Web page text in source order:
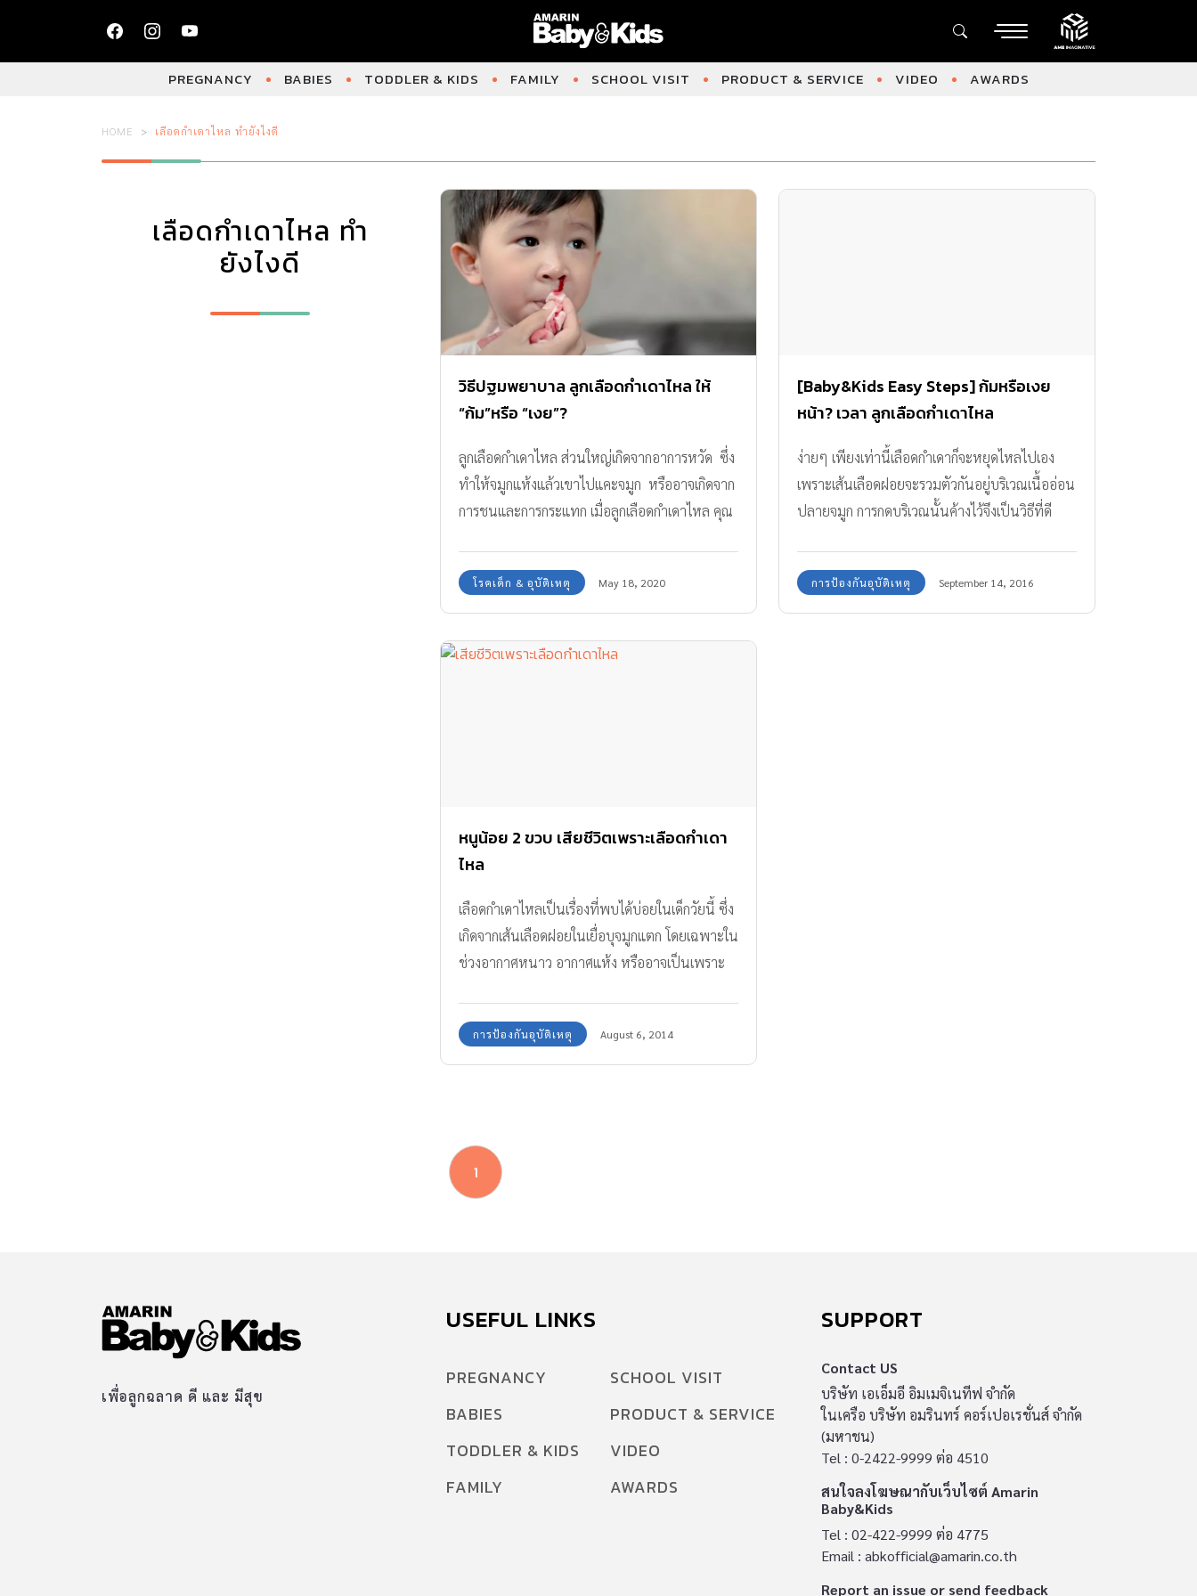
PREGNANCY BABIES TODDLER & KIDS FAMILY SCHOOL VISIT PRODUCT & SERVICE VIDEO AWARDS
HOME เลือดกำเดาไหล ทำยังไงดี
เลือดกำเดาไหล ทำ
ยังไงดี
วิธีปฐมพยาบาล ลูกเลือดกำเดาไหล ให้
“ก้ม”หรือ “เงย”?
ลูกเลือดกำเดาไหล ส่วนใหญ่เกิดจากอาการหวัด ซึ่ง
ทำให้จมูกแห้งแล้วเขาไปแคะจมูก หรืออาจเกิดจาก
การชนและการกระแทก เมื่อลูกเลือดกำเดาไหล คุณ
เผลอปฐมพยาบาลผิดวิธี ทำให้ลูกน้อยเสี่ยงเสียชีวิต
ได้
โรคเด็ก & อุบัติเหตุ May 18, 2020
[Baby&Kids Easy Steps] ก้มหรือเงย
หน้า? เวลา ลูกเลือดกำเดาไหล
ง่ายๆ เพียงเท่านี้เลือดกำเดาก็จะหยุดไหลไปเอง
เพราะเส้นเลือดฝอยจะรวมตัวกันอยู่บริเวณเนื้ออ่อน
ปลายจมูก การกดบริเวณนั้นค้างไว้จึงเป็นวิธีที่ดี
การป้องกันอุบัติเหตุ September 14, 2016
หนูน้อย 2 ขวบ เสียชีวิตเพราะเลือดกำเดา
ไหล
เลือดกำเดาไหลเป็นเรื่องที่พบได้บ่อยในเด็กวัยนี้ ซึ่ง
เกิดจากเส้นเลือดฝอยในเยื่อบุจมูกแตก โดยเฉพาะใน
ช่วงอากาศหนาว อากาศแห้ง หรืออาจเป็นเพราะ
การป้องกันอุบัติเหตุ August 6, 2014
1
เพื่อลูกฉลาด ดี และ มีสุข
USEFUL LINKS
PREGNANCY
BABIES
TODDLER & KIDS
FAMILY
SCHOOL VISIT
PRODUCT & SERVICE
VIDEO
AWARDS
SUPPORT
Contact US
บริษัท เอเอ็มอี อิมเมจิเนทีฟ จำกัด
ในเครือ บริษัท อมรินทร์ คอร์เปอเรชั่นส์ จำกัด
(มหาชน)
Tel : 0-2422-9999 ต่อ 4510
สนใจลงโฆษณากับเว็บไซต์ Amarin
Baby&Kids
Tel : 02-422-9999 ต่อ 4775
Email : abkofficial@amarin.co.th
Report an issue or send feedback